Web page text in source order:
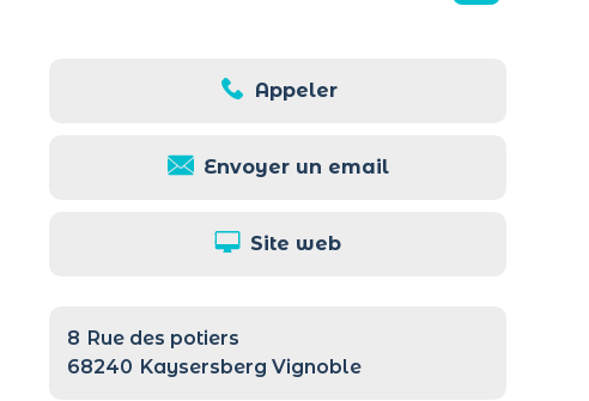
Appeler
Envoyer un email
Site web
8 Rue des potiers
68240 Kaysersberg Vignoble